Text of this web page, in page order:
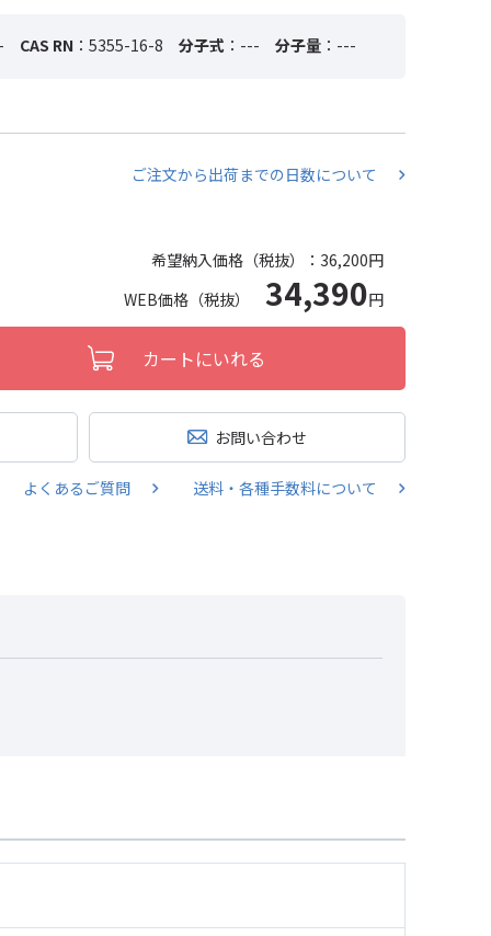
CAS RN ：5355-16-8 分子式 ：--- 分子量 ：---
ご注文から出荷までの日数について
希望納入価格（税抜）： 36,200円
WEB価格（税抜） 34,390円
カートにいれる
お問い合わせ
よくあるご質問 送料・各種手数料について